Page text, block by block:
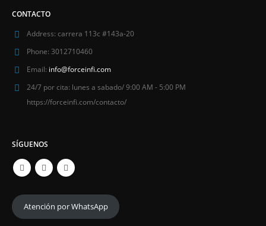
CONTACTO
Address: carrera 113c #143a-20
Phone: 3012710460
Email: info@forceinfi.com
24/7 por cita: lunes a sabado/ 9:00 AM - 5:00 PM
https://forceinfi.com/contacto/
SÍGUENOS
Atención por WhatsApp